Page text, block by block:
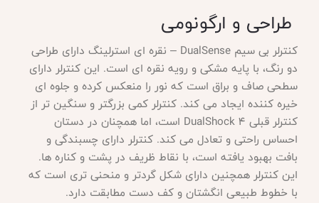
طراحی و ارگونومی
کنترلر بی سیم
DualSense – نقره ای استرلینگ دارای طراحی
دو رنگ، با پایه مشکی و رویه نقره ای است. این کنترلر دارای
سطحی صاف و براق است که نور را منعکس کرده و جلوه ای
خیره کننده ایجاد می کند. کنترلر کمی بزرگتر و سنگین تر از
کنترلر قبلی DualShock 4 است، اما همچنان در دستان
احساس راحتی و تعادل می کند. کنترلر دارای چسبندگی و
بافت بهبود یافته است، با نقاط ظریف در پشت و کناره ها.
این کنترلر همچنین دارای شکل گردتر و منحنی تری است که
با خطوط طبیعی انگشتان و کف دست مطابقت دارد.